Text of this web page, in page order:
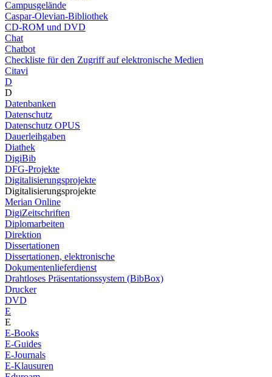
Campusgelände
Caspar-Olevian-Bibliothek
CD-ROM und DVD
Chat
Chatbot
Checkliste für den Zugriff auf elektronische Medien
Citavi
D
D
Datenbanken
Datenschutz
Datenschutz OPUS
Dauerleihgaben
Diathek
DigiBib
DFG-Projekte
Digitalisierungsprojekte
Digitalisierungsprojekte
Merian Online
DigiZeitschriften
Diplomarbeiten
Direktion
Dissertationen
Dissertationen, elektronische
Dokumentenlieferdienst
Drahtloses Präsentationssystem (BibBox)
Drucker
DVD
E
E
E-Books
E-Guides
E-Journals
E-Klausuren